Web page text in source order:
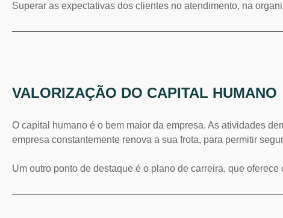
Superar as expectativas dos clientes no atendimento, na
VALORIZAÇÃO DO CAPITAL HUMANO
O capital humano é o bem maior da empresa. As atividades
empresa constantemente renova a sua frota, para permitir
Um outro ponto de destaque é o plano de carreira, que